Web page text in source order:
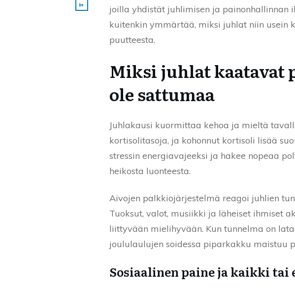
joilla yhdistät juhlimisen ja painonhallinnan
kuitenkin ymmärtää, miksi juhlat niin usein
puutteesta.
Miksi juhlat kaatavat
ole sattumaa
Juhlakausi kuormittaa kehoa ja mieltä
kortisolitasoja, ja kohonnut kortisoli lisää
stressin energiavajeeksi ja hakee nopeaa
heikosta luonteesta.
Aivojen palkkiojärjestelmä reagoi juhlien
Tuoksut, valot, musiikki ja läheiset ihmiset
liittyvään mielihyvään. Kun tunnelma on
joululaulujen soidessa piparkakku maistuu
Sosiaalinen paine ja kaikki tai